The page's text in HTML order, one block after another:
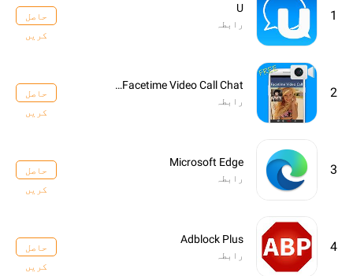
1
U
رابطہ
حاصل
کریں
2
Free Facetime Video Call Chat
رابطہ
حاصل
کریں
3
Microsoft Edge
رابطہ
حاصل
کریں
4
Adblock Plus
رابطہ
حاصل
کریں